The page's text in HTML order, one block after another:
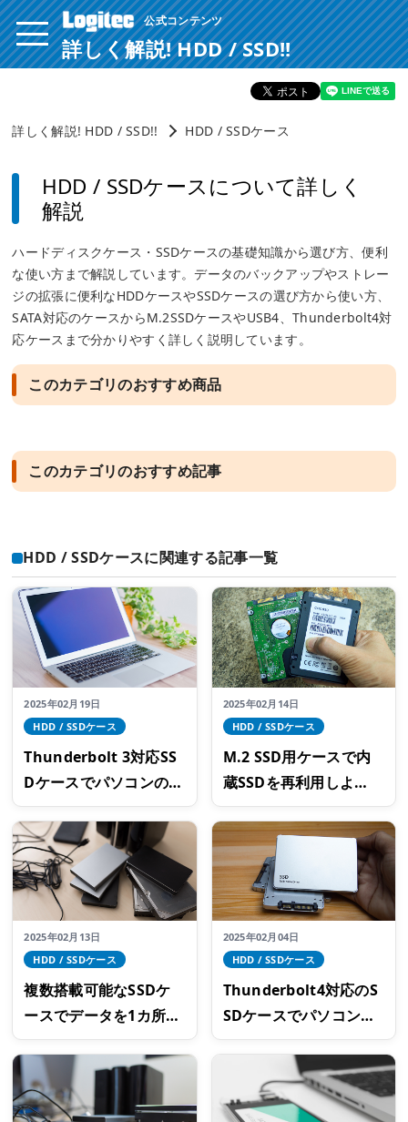
公式コンテンツ
詳しく解説! HDD / SSD!!
詳しく解説! HDD / SSD!! HDD / SSDケース
HDD / SSDケースについて詳しく
解説
ハードディスクケース・SSDケースの基礎知識から選び方、便利
な使い方まで解説しています。データのバックアップやストレー
ジの拡張に便利なHDDケースやSSDケースの選び方から使い方、
SATA対応のケースからM.2SSDケースやUSB4、Thunderbolt4対
応ケースまで分かりやすく詳しく説明しています。
このカテゴリのおすすめ商品
このカテゴリのおすすめ記事
HDD / SSDケースに関連する記事一覧
2025年02月19日
HDD / SSDケース
Thunderbolt 3対応SS
Dケースでパソコンの容
量を増やそう！簡単にS
SDを増設する方法
2025年02月14日
HDD / SSDケース
M.2 SSD用ケースで内
蔵SSDを再利用しよ
う！高速なデータ転送
を行えるケースの選び
方
2025年02月13日
HDD / SSDケース
複数搭載可能なSSDケ
ースでデータを1カ所に
まとめよう！データ保
存に便利なロジテック
のおすすめ製品
2025年02月04日
HDD / SSDケース
Thunderbolt4対応のS
SDケースでパソコンの
ストレージを増設しよ
う！使用上の注意点